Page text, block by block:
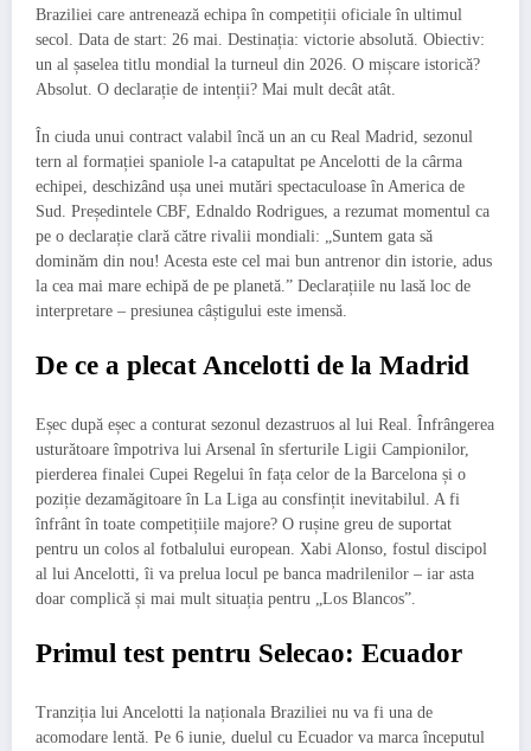
Braziliei care antrenează echipa în competiții oficiale în ultimul
secol. Data de start: 26 mai. Destinația: victorie absolută. Obiectiv:
un al șaselea titlu mondial la turneul din 2026. O mișcare istorică?
Absolut. O declarație de intenții? Mai mult decât atât.
În ciuda unui contract valabil încă un an cu Real Madrid, sezonul
tern al formației spaniole l-a catapultat pe Ancelotti de la cârma
echipei, deschizând ușa unei mutări spectaculoase în America de
Sud. Președintele CBF, Ednaldo Rodrigues, a rezumat momentul ca
pe o declarație clară către rivalii mondiali: „Suntem gata să
dominăm din nou! Acesta este cel mai bun antrenor din istorie, adus
la cea mai mare echipă de pe planetă.” Declarațiile nu lasă loc de
interpretare – presiunea câștigului este imensă.
De ce a plecat Ancelotti de la Madrid
Eșec după eșec a conturat sezonul dezastruos al lui Real. Înfrângerea
usturătoare împotriva lui Arsenal în sferturile Ligii Campionilor,
pierderea finalei Cupei Regelui în fața celor de la Barcelona și o
poziție dezamăgitoare în La Liga au consfințit inevitabilul. A fi
înfrânt în toate competițiile majore? O rușine greu de suportat
pentru un colos al fotbalului european. Xabi Alonso, fostul discipol
al lui Ancelotti, îi va prelua locul pe banca madrilenilor – iar asta
doar complică și mai mult situația pentru „Los Blancos”.
Primul test pentru Selecao: Ecuador
Tranziția lui Ancelotti la naționala Braziliei nu va fi una de
acomodare lentă. Pe 6 iunie, duelul cu Ecuador va marca începutul